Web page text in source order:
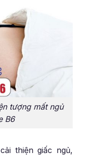
tượng mất ngủ
B6
thiện giấc ngủ,